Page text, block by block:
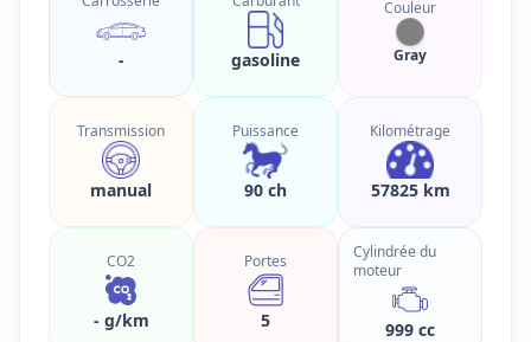
- gasoline
Couleur
Gray
Transmission
manual
Puissance
90 ch
Kilométrage
57825 km
CO2
- g/km
Portes
5
Cylindrée du
moteur
999 cc